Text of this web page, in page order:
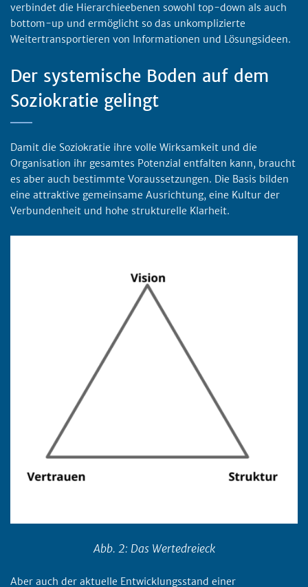
verbindet die Hierarchieebenen sowohl top-down als auch
bottom-up und ermöglicht so das unkomplizierte
Weitertransportieren von Informationen und Lösungsideen.
Der systemische Boden auf dem
Soziokratie gelingt
Damit die Soziokratie ihre volle Wirksamkeit und die
Organisation ihr gesamtes Potenzial entfalten kann, braucht
es aber auch bestimmte Voraussetzungen. Die Basis bilden
eine attraktive gemeinsame Ausrichtung, eine Kultur der
Verbundenheit und hohe strukturelle Klarheit.
Abb. 2: Das Wertedreieck
Aber auch der aktuelle Entwicklungsstand einer